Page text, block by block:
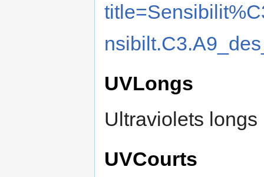
UVLongs
Ultraviolets longs
UVCourts